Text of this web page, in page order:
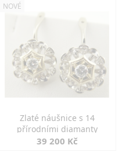
NOVÉ
Zlaté náušnice s 14
přírodními diamanty
39 200 Kč